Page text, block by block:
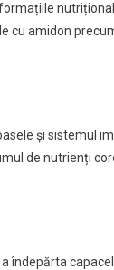
cu amidon
și sistemul
de nutrienți
îndepărta